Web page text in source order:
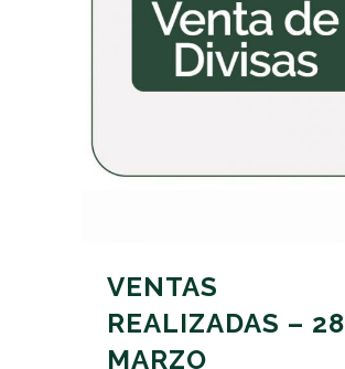
VENTAS
REALIZADAS – 28
MARZO